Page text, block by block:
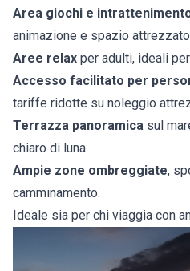
Area giochi e
animazione e spazio
Aree relax per adulti, ideali
Accesso facilitato per
tariffe ridotte su noleggio
Terrazza panoramica sul
chiaro di luna.
Ampie zone ombreggiate,
camminamento.
Ideale sia per chi viaggia con